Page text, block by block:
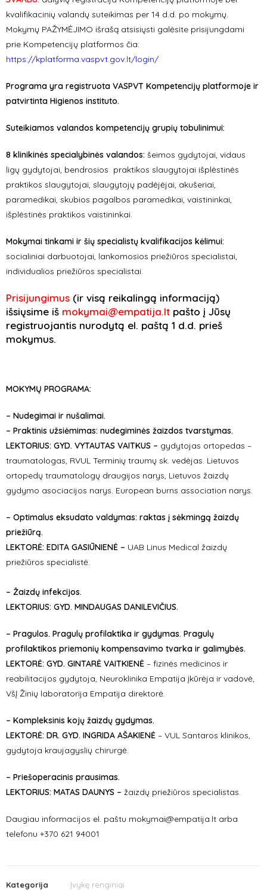
kvalifikacinių valandų suteikimas per 14 d.d. po mokymų.
Mokymų PAŽYMĖJIMO išrašą atsisiųsti galėsite prisijungdami
prie Kompetencijų platformos čia:
https://kplatforma.vaspvt.gov.lt/login/
Programa yra registruota VASPVT Kompetencijų platformoje ir
patvirtinta Higienos instituto.
Suteikiamos valandos kompetencijų grupių tobulinimui:
8 klinikinės specialybinės valandos: šeimos gydytojai, vidaus
ligų gydytojai, bendrosios praktikos slaugytojai išplėstinės
praktikos slaugytojai, slaugytojų padėjėjai, akušeriai,
paramedikai, skubios pagalbos paramedikai, vaistininkai,
išplėstinės praktikos vaistininkai.
Mokymai tinkami ir šių specialistų kvalifikacijos kėlimui:
socialiniai darbuotojai, lankomosios priežiūros specialistai,
individualios priežiūros specialistai.
Prisijungimus (ir visą reikalingą informaciją)
išsiųsime iš mokymai@empatija.lt pašto į Jūsų
registruojantis nurodytą el. paštą 1 d.d. prieš
mokymus.
MOKYMŲ PROGRAMA:
– Nudegimai ir nušalimai.
– Praktinis užsiėmimas: nudegiminės žaizdos tvarstymas.
LEKTORIUS: GYD. VYTAUTAS VAITKUS – gydytojas ortopedas –
traumatologas, RVUL Terminių traumų sk. vedėjas. Lietuvos
ortopedų traumatologų draugijos narys, Lietuvos žaizdų
gydymo asociacijos narys. European burns association narys.
– Optimalus eksudato valdymas: raktas į sėkmingą žaizdų
priežiūrą.
LEKTORĖ: EDITA GASIŪNIENĖ – UAB Linus Medical žaizdų
priežiūros specialistė.
– Žaizdų infekcijos.
LEKTORIUS: GYD. MINDAUGAS DANILEVIČIUS.
– Pragulos. Pragulų profilaktika ir gydymas. Pragulų
profilaktikos priemonių kompensavimo tvarka ir galimybės.
LEKTORĖ: GYD. GINTARĖ VAITKIENĖ – fizinės medicinos ir
reabilitacijos gydytoja, Neuroklinika Empatija įkūrėja ir vadovė,
VšĮ Žinių laboratorija Empatija direktorė.
– Kompleksinis kojų žaizdų gydymas.
LEKTORĖ: DR. GYD. INGRIDA AŠAKIENĖ – VUL Santaros klinikos,
gydytoja kraujagyslių chirurgė.
– Priešoperacinis prausimas.
LEKTORIUS: MATAS DAUNYS – žaizdų priežiūros specialistas.
Daugiau informacijos el. paštu mokymai@empatija.lt arba
telefonu +370 621 94001
Kategorija Įvykę renginiai